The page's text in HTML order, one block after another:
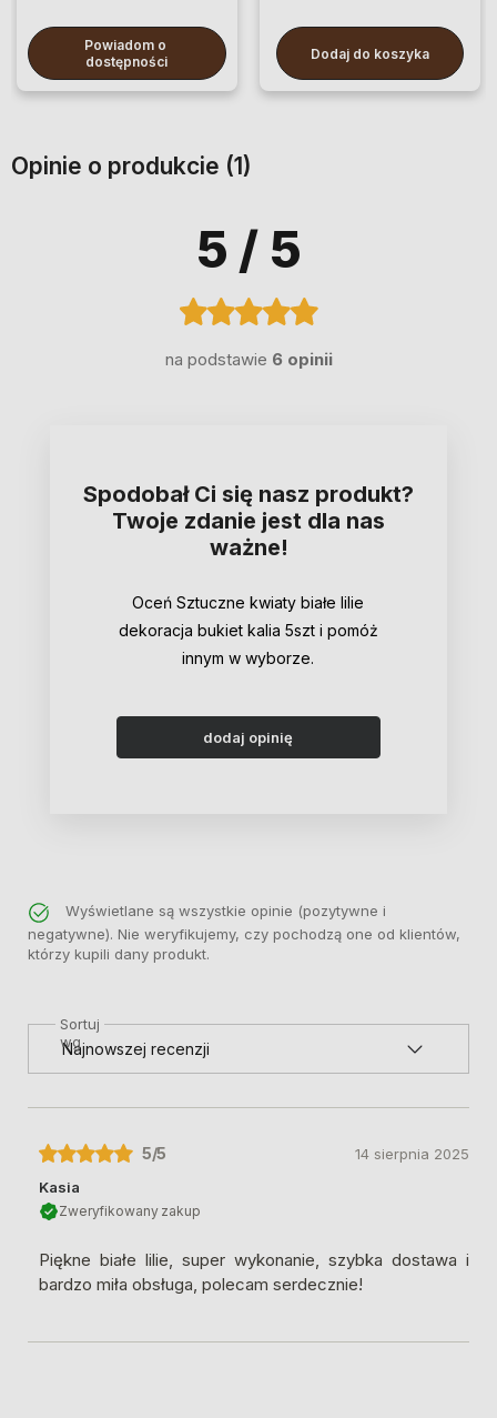
Powiadom o
dostępności
Dodaj do koszyka
Opinie o produkcie (1)
5 / 5
na podstawie 6 opinii
Spodobał Ci się nasz produkt?
Twoje zdanie jest dla nas
ważne!
Oceń Sztuczne kwiaty białe lilie
dekoracja bukiet kalia 5szt i pomóż
innym w wyborze.
dodaj opinię
Wyświetlane są wszystkie opinie (pozytywne i
negatywne). Nie weryfikujemy, czy pochodzą one od klientów,
którzy kupili dany produkt.
Sortuj
wg
5/5
Kasia
Zweryfikowany zakup
Piękne białe lilie, super wykonanie, szybka dostawa i
bardzo miła obsługa, polecam serdecznie!
14 sierpnia 2025